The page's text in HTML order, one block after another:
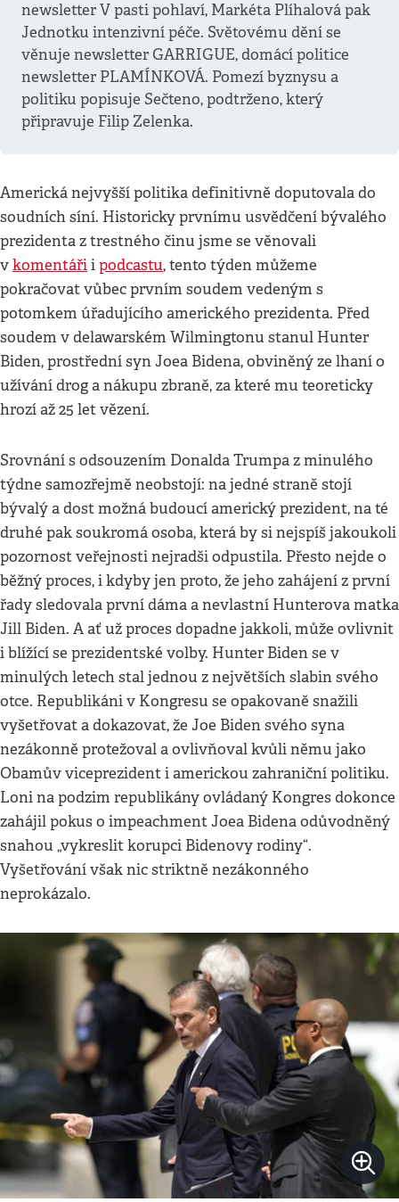
newsletter V pasti pohlaví, Markéta Plíhalová pak
Jednotku intenzivní péče. Světovému dění se
věnuje newsletter GARRIGUE, domácí politice
newsletter PLAMÍNKOVÁ. Pomezí byznysu a
politiku popisuje Sečteno, podtrženo, který
připravuje Filip Zelenka.
Americká nejvyšší politika definitivně doputovala do
soudních síní. Historicky prvnímu usvědčení bývalého
prezidenta z trestného činu jsme se věnovali
vkomentářiipodcastu, tento týden můžeme
pokračovat vůbec prvním soudem vedeným s
potomkem úřadujícího amerického prezidenta. Před
soudem v delawarském Wilmingtonu stanul Hunter
Biden, prostřední syn Joea Bidena, obviněný ze lhaní o
užívání drog a nákupu zbraně, za které mu teoreticky
hrozí až 25 let vězení.
Srovnání s odsouzením Donalda Trumpa z minulého
týdne samozřejmě neobstojí: na jedné straně stojí
bývalý a dost možná budoucí americký prezident, na té
druhé pak soukromá osoba, která by si nejspíš jakoukoli
pozornost veřejnosti nejradši odpustila. Přesto nejde o
běžný proces, i kdyby jen proto, že jeho zahájení z první
řady sledovala první dáma a nevlastní Hunterova matka
Jill Biden. A ať už proces dopadne jakkoli, může ovlivnit
i blížící se prezidentské volby. Hunter Biden se v
minulých letech stal jednou z největších slabin svého
otce. Republikáni v Kongresu se opakovaně snažili
vyšetřovat a dokazovat, že Joe Biden svého syna
nezákonně protežoval a ovlivňoval kvůli němu jako
Obamův viceprezident i americkou zahraniční politiku.
Loni na podzim republikány ovládaný Kongres dokonce
zahájil pokus o impeachment Joea Bidena odůvodněný
snahou „vykreslit korupci Bidenovy rodiny“.
Vyšetřování však nic striktně nezákonného
neprokázalo.